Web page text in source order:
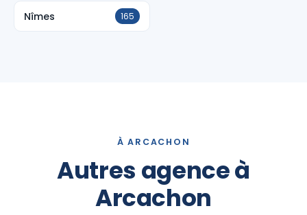
Nîmes 165
À ARCACHON
Autres agence à
Arcachon